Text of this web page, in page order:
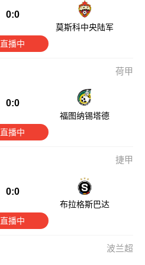
0:0
莫斯科中央陆军
直播中
荷甲
0:0
福图纳锡塔德
直播中
捷甲
0:0
布拉格斯巴达
直播中
波兰超